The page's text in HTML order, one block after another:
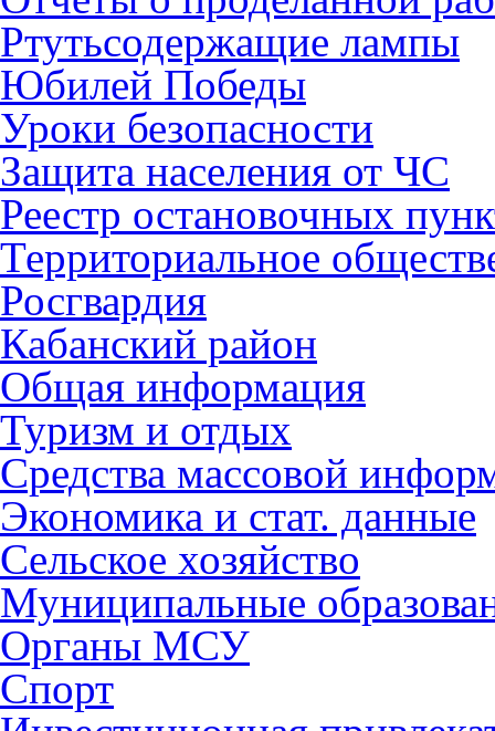
Ртутьсодержащие лампы
Юбилей Победы
Уроки безопасности
Защита населения от ЧС
Реестр остановочных
Территориальное
Росгвардия
Кабанский район
Общая информация
Туризм и отдых
Средства массовой
Экономика и стат. данные
Сельское хозяйство
Муниципальные
Органы МСУ
Спорт